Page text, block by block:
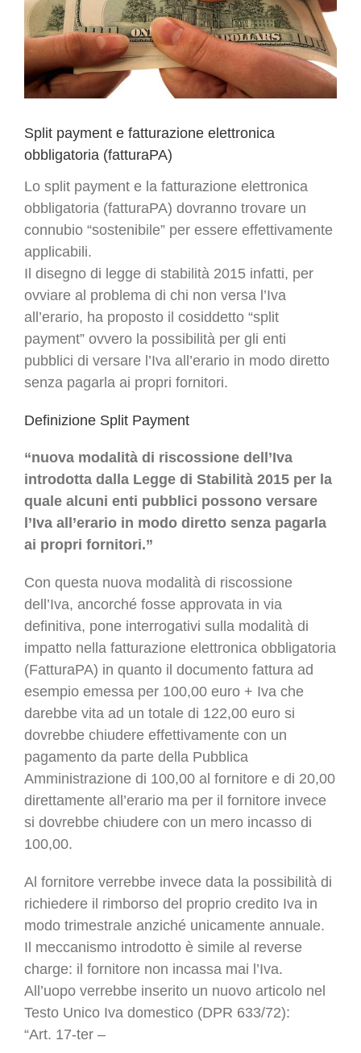
Split payment e fatturazione elettronica
obbligatoria (fatturaPA)
Lo split payment e la fatturazione elettronica
obbligatoria (fatturaPA) dovranno trovare un
connubio “sostenibile” per essere effettivamente
applicabili.
Il disegno di legge di stabilità 2015 infatti, per
ovviare al problema di chi non versa l’Iva
all’erario, ha proposto il cosiddetto “split
payment” ovvero la possibilità per gli enti
pubblici di versare l’Iva all’erario in modo diretto
senza pagarla ai propri fornitori.
Definizione Split Payment
“nuova modalità di riscossione dell’Iva
introdotta dalla Legge di Stabilità 2015 per la
quale alcuni enti pubblici possono versare
l’Iva all’erario in modo diretto senza pagarla
ai propri fornitori.”
Con questa nuova modalità di riscossione
dell’Iva, ancorché fosse approvata in via
definitiva, pone interrogativi sulla modalità di
impatto nella fatturazione elettronica obbligatoria
(FatturaPA) in quanto il documento fattura ad
esempio emessa per 100,00 euro + Iva che
darebbe vita ad un totale di 122,00 euro si
dovrebbe chiudere effettivamente con un
pagamento da parte della Pubblica
Amministrazione di 100,00 al fornitore e di 20,00
direttamente all’erario ma per il fornitore invece
si dovrebbe chiudere con un mero incasso di
100,00.
Al fornitore verrebbe invece data la possibilità di
richiedere il rimborso del proprio credito Iva in
modo trimestrale anziché unicamente annuale.
Il meccanismo introdotto è simile al reverse
charge: il fornitore non incassa mai l’Iva.
All’uopo verrebbe inserito un nuovo articolo nel
Testo Unico Iva domestico (DPR 633/72):
“Art. 17-ter –